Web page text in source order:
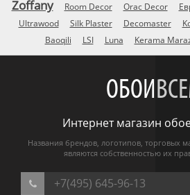
Zoffany Room Decor Orac Decor
Ultrawood
Silk Plaster Decomaster
Baoqili
LSI Luna Kerama
ОБОИ
Интернет магазин
Названия брендов, логотипов, торговых
являются собственностью их
+7(495) 645-96-13